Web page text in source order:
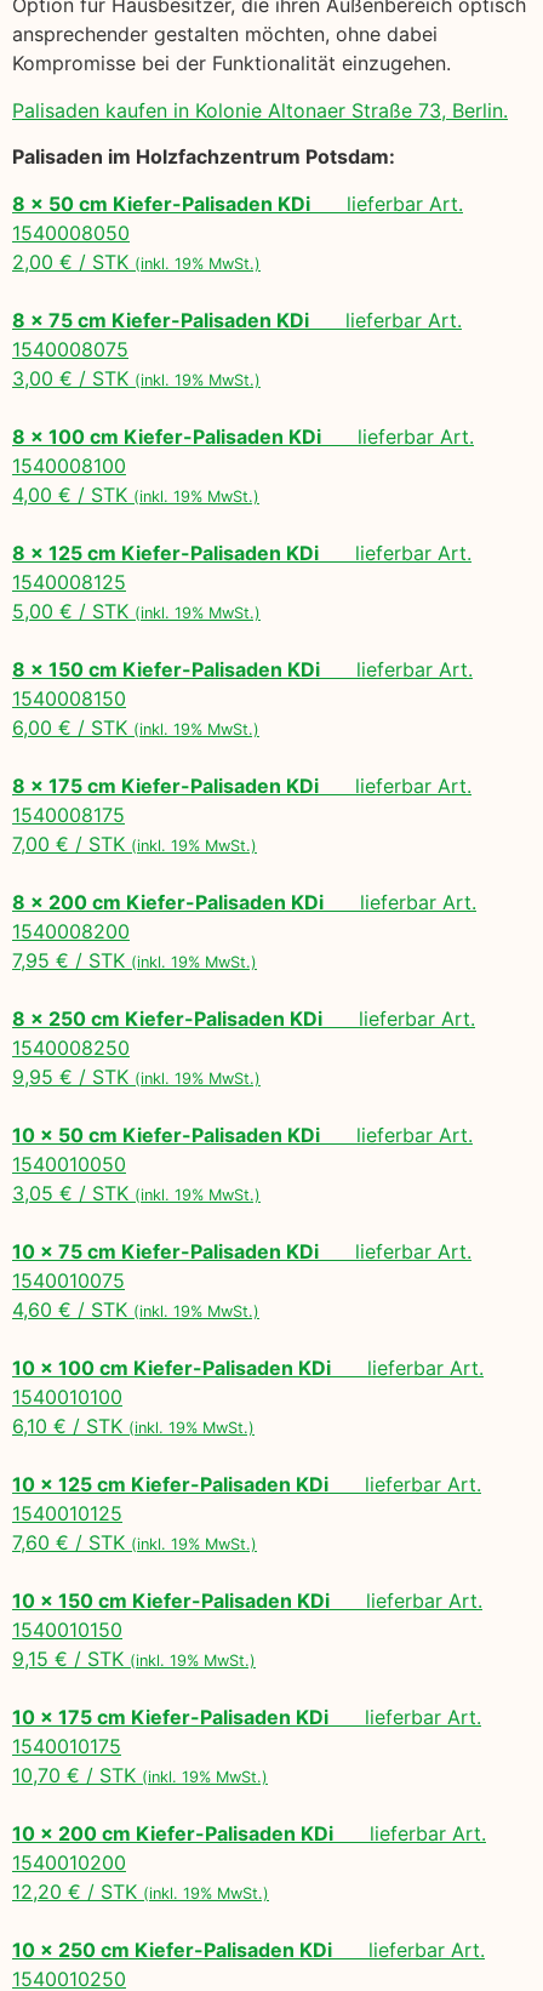
Option für Hausbesitzer, die ihren Außenbereich optisch
ansprechender gestalten möchten, ohne dabei
Kompromisse bei der Funktionalität einzugehen.
Palisaden kaufen in Kolonie Altonaer Straße 73, Berlin.
Palisaden im Holzfachzentrum Potsdam:
8 x 50 cm Kiefer-Palisaden KDi lieferbar Art.
1540008050
2,00 € / STK (inkl. 19% MwSt.)
8 x 75 cm Kiefer-Palisaden KDi lieferbar Art.
1540008075
3,00 € / STK (inkl. 19% MwSt.)
8 x 100 cm Kiefer-Palisaden KDi lieferbar Art.
1540008100
4,00 € / STK (inkl. 19% MwSt.)
8 x 125 cm Kiefer-Palisaden KDi lieferbar Art.
1540008125
5,00 € / STK (inkl. 19% MwSt.)
8 x 150 cm Kiefer-Palisaden KDi lieferbar Art.
1540008150
6,00 € / STK (inkl. 19% MwSt.)
8 x 175 cm Kiefer-Palisaden KDi lieferbar Art.
1540008175
7,00 € / STK (inkl. 19% MwSt.)
8 x 200 cm Kiefer-Palisaden KDi lieferbar Art.
1540008200
7,95 € / STK (inkl. 19% MwSt.)
8 x 250 cm Kiefer-Palisaden KDi lieferbar Art.
1540008250
9,95 € / STK (inkl. 19% MwSt.)
10 x 50 cm Kiefer-Palisaden KDi lieferbar Art.
1540010050
3,05 € / STK (inkl. 19% MwSt.)
10 x 75 cm Kiefer-Palisaden KDi lieferbar Art.
1540010075
4,60 € / STK (inkl. 19% MwSt.)
10 x 100 cm Kiefer-Palisaden KDi lieferbar Art.
1540010100
6,10 € / STK (inkl. 19% MwSt.)
10 x 125 cm Kiefer-Palisaden KDi lieferbar Art.
1540010125
7,60 € / STK (inkl. 19% MwSt.)
10 x 150 cm Kiefer-Palisaden KDi lieferbar Art.
1540010150
9,15 € / STK (inkl. 19% MwSt.)
10 x 175 cm Kiefer-Palisaden KDi lieferbar Art.
1540010175
10,70 € / STK (inkl. 19% MwSt.)
10 x 200 cm Kiefer-Palisaden KDi lieferbar Art.
1540010200
12,20 € / STK (inkl. 19% MwSt.)
10 x 250 cm Kiefer-Palisaden KDi lieferbar Art.
1540010250